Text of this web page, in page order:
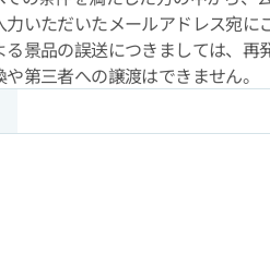
いただいたメールアドレス宛に
景品の誤送につきましては、再
第三者への譲渡はできません。